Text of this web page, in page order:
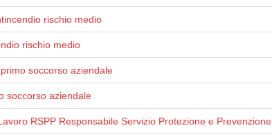
rischio medio
rischio medio
soccorso aziendale
soccorso aziendale
RSPP Responsabile Servizio Protezione e Prevenzione